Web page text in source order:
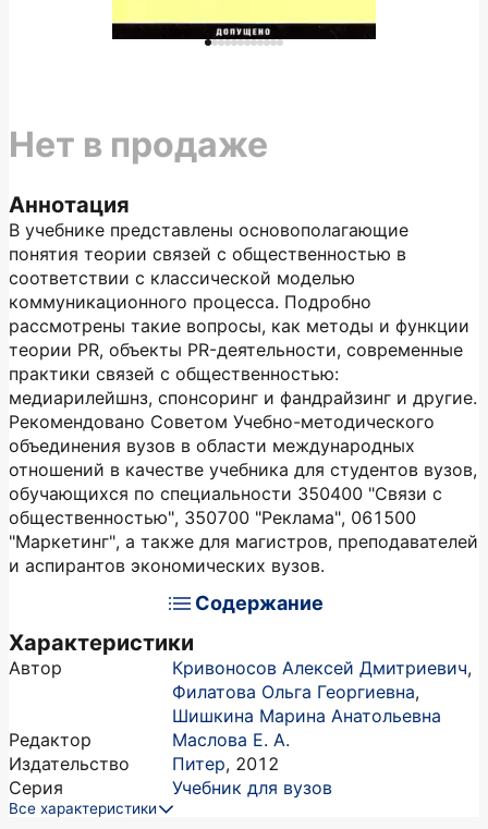
Аннотация
В учебнике представлены основополагающие
понятия теории связей с общественностью в
соответствии с классической моделью
коммуникационного процесса. Подробно
рассмотрены такие вопросы, как методы и функции
теории PR, объекты PR-деятельности, современные
практики связей с общественностью:
медиарилейшнз, спонсоринг и фандрайзинг и другие.
Рекомендовано Советом Учебно-методического
объединения вузов в области международных
отношений в качестве учебника для студентов вузов,
обучающихся по специальности 350400 "Связи с
общественностью", 350700 "Реклама", 061500
"Маркетинг", а также для магистров, преподавателей
и аспирантов экономических вузов.
Содержание
Характеристики
Автор Кривоносов Алексей Дмитриевич,
Филатова Ольга Георгиевна,
Шишкина Марина Анатольевна
Редактор
Маслова Е. А.
Издательство
Питер, 2012
Серия
Учебник для вузов
Все характеристики
Нет в продаже